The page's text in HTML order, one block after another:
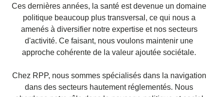
Ces dernières années, la santé est devenue un domaine
politique beaucoup plus transversal, ce qui nous a
amenés à diversifier notre expertise et nos secteurs
d'activité. Ce faisant, nous voulons maintenir une
approche cohérente de la valeur ajoutée sociétale.
Chez RPP, nous sommes spécialisés dans la navigation
dans des secteurs hautement réglementés. Nous